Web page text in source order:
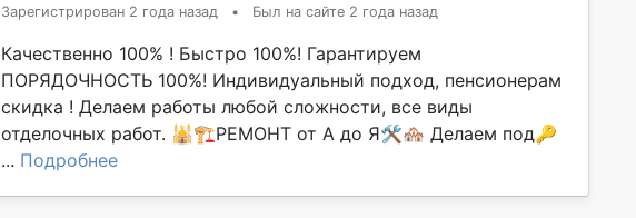
Зарегистрирован 2 года назад • Был на сайте 2 года назад
Качественно 100% ! Быстро 100%! Гарантируем
ПОРЯДОЧНОСТЬ 100%! Индивидуальный подход, пенсионерам
скидка ! Делаем работы любой сложности, все виды
отделочных работ. 🕌🏗РЕМОНТ от А до Я🛠🏘 Делаем под🔑
... Подробнее